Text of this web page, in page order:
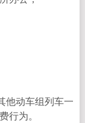
他动车组列车一
行为。